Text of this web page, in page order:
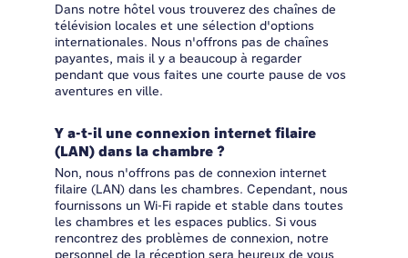
Dans notre hôtel vous trouverez des chaînes de
télévision locales et une sélection d'options
internationales. Nous n'offrons pas de chaînes
payantes, mais il y a beaucoup à regarder
pendant que vous faites une courte pause de vos
aventures en ville.
Y a-t-il une connexion internet filaire
(LAN) dans la chambre ?
Non, nous n'offrons pas de connexion internet
filaire (LAN) dans les chambres. Cependant, nous
fournissons un Wi-Fi rapide et stable dans toutes
les chambres et les espaces publics. Si vous
rencontrez des problèmes de connexion, notre
personnel de la réception sera heureux de vous